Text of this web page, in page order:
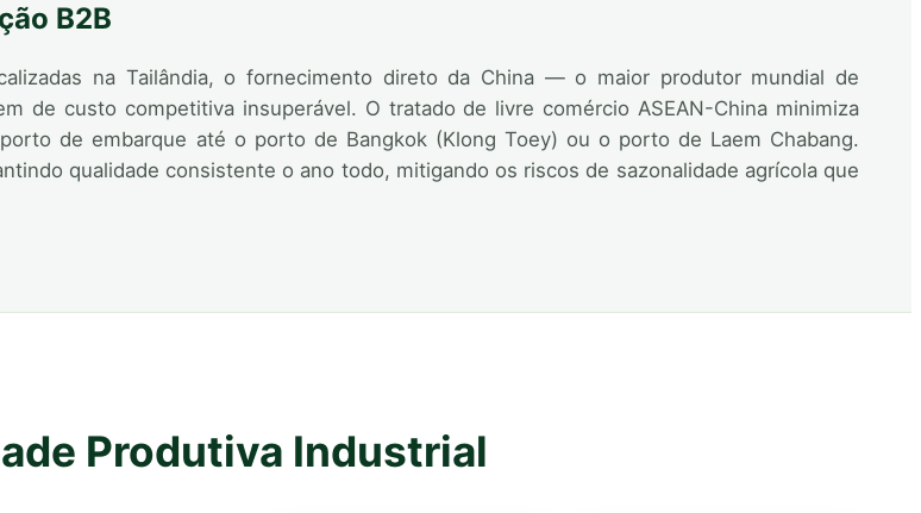
B2B
na Tailândia, o fornecimento direto da China — o maior produtor mundial de
de custo competitiva insuperável. O tratado de livre comércio ASEAN-China minimiza
de embarque até o porto de Bangkok (Klong Toey) ou o porto de Laem Chabang.
qualidade consistente o ano todo, mitigando os riscos de sazonalidade agrícola que
Produtiva Industrial